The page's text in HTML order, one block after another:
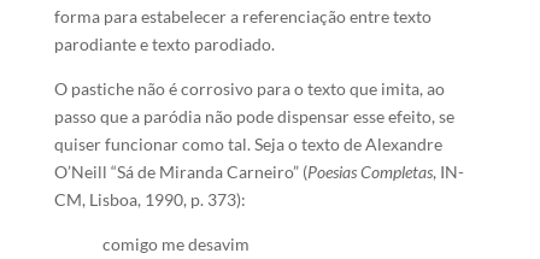
forma para estabelecer a referenciação entre texto
parodiante e texto parodiado.
O pastiche não é corrosivo para o texto que imita, ao
passo que a paródia não pode dispensar esse efeito, se
quiser funcionar como tal. Seja o texto de Alexandre
O’Neill “Sá de Miranda Carneiro” (Poesias Completas, IN-
CM, Lisboa, 1990, p. 373):
comigo me desavim